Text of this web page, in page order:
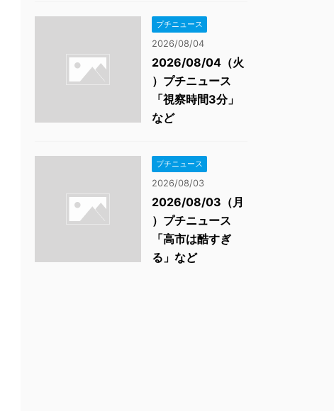
プチニュース
2026/08/04
2026/08/04（火
）プチニュース
「視察時間3分」
など
プチニュース
2026/08/03
2026/08/03（月
）プチニュース
「高市は酷すぎ
る」など